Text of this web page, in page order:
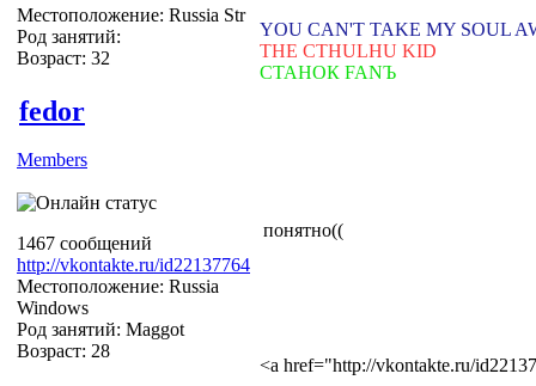
Местоположение: Russia Str
Род занятий:
Возраст: 32
YOU CAN'T TAKE MY SOUL
THE CTHULHU KID
СТАНОК FANЪ
fedor
Members
1467 сообщений
http://vkontakte.ru/id22137764
Местоположение: Russia
Windows
Род занятий: Maggot
Возраст: 28
понятно((
<a href="http://vkontakte.ru/